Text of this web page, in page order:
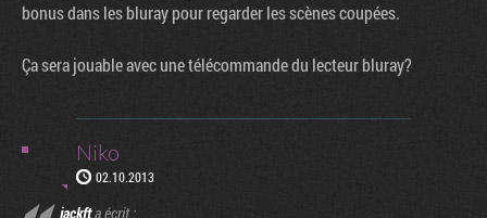
bonus dans les bluray pour regarder les scènes coupées.
Ça sera jouable avec une télécommande du lecteur bluray?
Niko
02.10.2013
jackfta écrit :